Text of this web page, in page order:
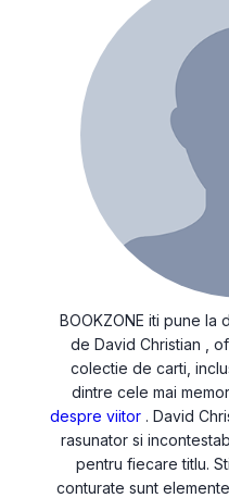
BOOKZONE iti pune la
de David Christian ,
colectie de carti,
dintre cele mai
despre viitor. David
rasunator si
pentru fiecare titlu.
conturate sunt